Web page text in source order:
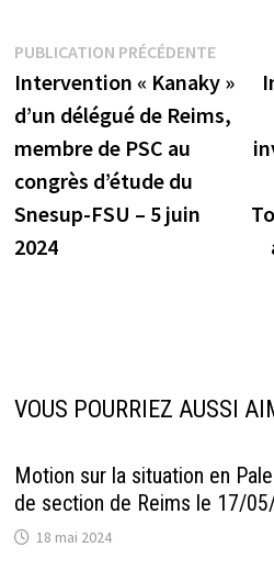
Navigation
de
l’article
PUBLICATION PRÉCÉDENTE
Intervention « Kanaky »
d’un délégué de Reims,
membre de PSC au
congrès d’étude du
Snesup-FSU – 5 juin
2024
VOUS POURRIEZ AUSSI
Motion sur la situation en
de section de Reims le 17/
18 mai 2024